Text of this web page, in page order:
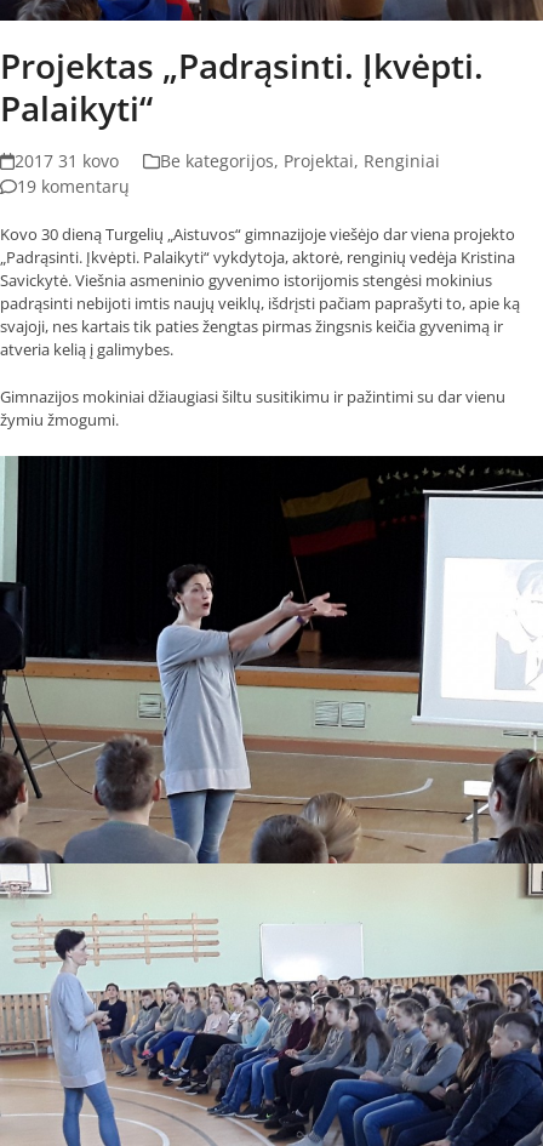
Projektas „Padrąsinti. Įkvėpti.
Palaikyti“
2017 31 kovo Be kategorijos, Projektai, Renginiai
19 komentarų
Kovo 30 dieną Turgelių „Aistuvos“ gimnazijoje viešėjo dar viena projekto
„Padrąsinti. Įkvėpti. Palaikyti“ vykdytoja, aktorė, renginių vedėja Kristina
Savickytė. Viešnia asmeninio gyvenimo istorijomis stengėsi mokinius
padrąsinti nebijoti imtis naujų veiklų, išdrįsti pačiam paprašyti to, apie ką
svajoji, nes kartais tik paties žengtas pirmas žingsnis keičia gyvenimą ir
atveria kelią į galimybes.
Gimnazijos mokiniai džiaugiasi šiltu susitikimu ir pažintimi su dar vienu
žymiu žmogumi.